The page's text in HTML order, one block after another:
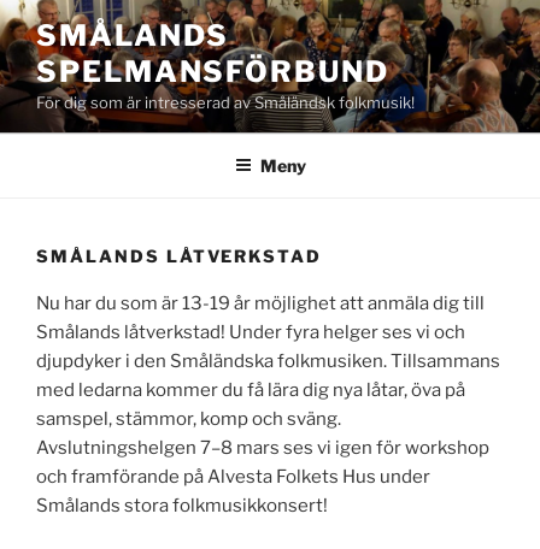
Hoppa
till
innehåll
SMÅLANDS
SPELMANSFÖRBUND
För dig som är intresserad av Småländsk folkmusik!
Meny
SMÅLANDS LÅTVERKSTAD
Nu har du som är 13-19 år möjlighet att anmäla dig till
Smålands låtverkstad! Under fyra helger ses vi och
djupdyker i den Småländska folkmusiken. Tillsammans
med ledarna kommer du få lära dig nya låtar, öva på
samspel, stämmor, komp och sväng.
Avslutningshelgen 7–8 mars ses vi igen för workshop
och framförande på Alvesta Folkets Hus under
Smålands stora folkmusikkonsert!